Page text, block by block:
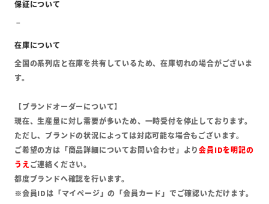
全国の系列店と在庫を共有しているため、在庫切れの場合がございま
す。
【ブランドオーダーについて】
現在、生産量に対し需要が多いため、一時受付を停止しております。
ただし、ブランドの状況によっては対応可能な場合もございます。
ご希望の方は「商品詳細についてお問い合わせ」より会員IDを明記の
うえご連絡ください。
都度ブランドへ確認を行います。
※会員IDは「マイページ」の「会員カード」でご確認いただけます。